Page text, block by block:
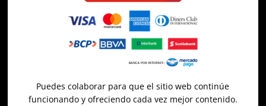
Puedes colaborar para que el sitio web continúe
funcionando y ofreciendo cada vez mejor contenido.